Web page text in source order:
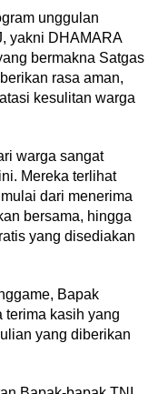
unggulan
yakni DHAMARA
bermakna Satgas
rasa aman,
kesulitan warga
warga sangat
Mereka terlihat
dari menerima
bersama, hingga
yang disediakan
Bapak
terima kasih yang
yang diberikan